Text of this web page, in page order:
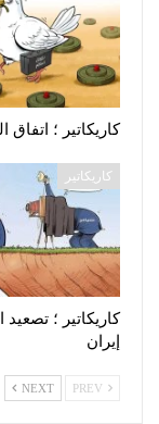
كاريكاتير ؛ اتفاق
كاريكاتير
كاريكاتير ؛
إيران
NEXT